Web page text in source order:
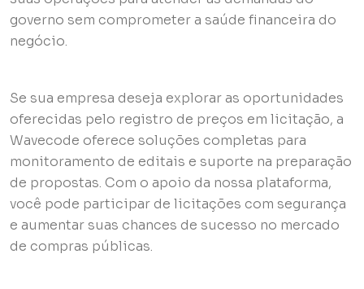
governo sem comprometer a saúde financeira do
negócio.
Se sua empresa deseja explorar as oportunidades
oferecidas pelo registro de preços em licitação, a
Wavecode oferece soluções completas para
monitoramento de editais e suporte na preparação
de propostas. Com o apoio da nossa plataforma,
você pode participar de licitações com segurança
e aumentar suas chances de sucesso no mercado
de compras públicas.